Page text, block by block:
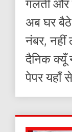
गलती और
अब घर
नंबर,
दैनिक
पेपर यहाँ